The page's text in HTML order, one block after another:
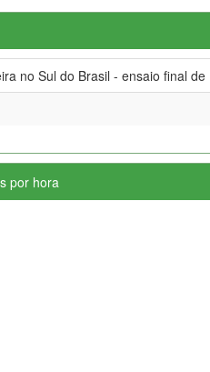
no Sul do Brasil - ensaio final de
por hora